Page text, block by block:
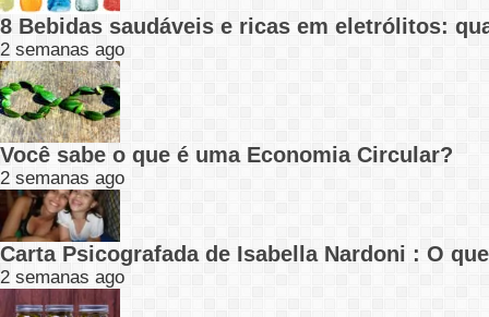
8 Bebidas saudáveis e ricas em eletrólitos:
2 semanas ago
Você sabe o que é uma Economia Circular?
2 semanas ago
Carta Psicografada de Isabella Nardoni : O
2 semanas ago